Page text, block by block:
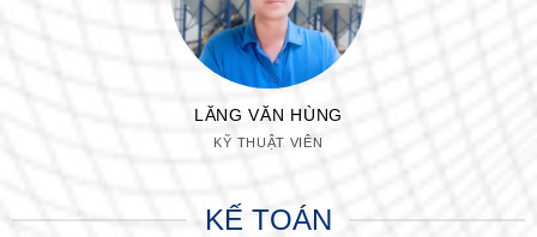
LĂNG VĂN HÙNG
KỸ THUẬT VIÊN
KẾ TOÁN